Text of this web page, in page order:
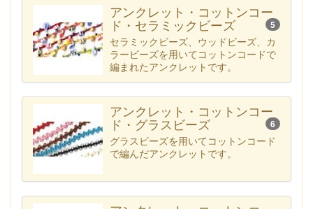
アンクレット・コットンコー
ド・セラミックビーズ 5
セラミックビーズ、ウッドビーズ、カ
ラービーズを用いてコットンコードで
編まれたアンクレットです。
アンクレット・コットンコー
ド・グラスビーズ 6
グラスビーズを用いてコットンコード
で編んだアンクレットです。